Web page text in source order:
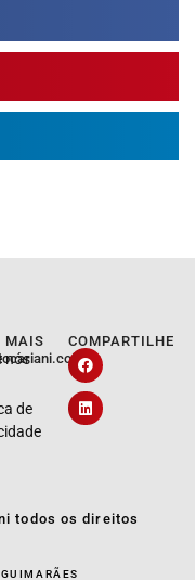
MAIS
nós
de
COMPARTILHE
todos os direitos